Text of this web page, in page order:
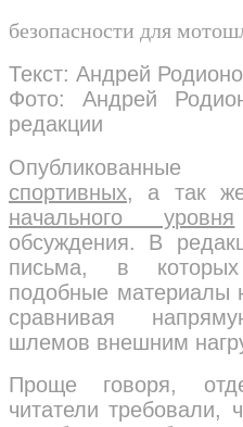
безопасности для
Текст: Андрей
Фото: Андрей
редакции
спортивных, а так
начального уровня
обсуждения. В
письма, в
подобные материалы
сравнивая
шлемов внешним
Проще говоря,
читатели требовали,